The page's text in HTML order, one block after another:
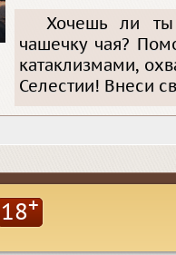
Хочешь ли ты
чашечку чая?
катаклизмами,
Селестии! Внеси
18+